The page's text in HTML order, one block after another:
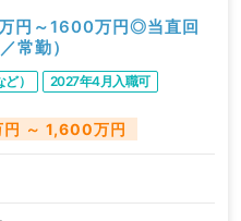
円～1600万円◎当直回
常勤）
） 2027年4月入職可
～ 1,600万円